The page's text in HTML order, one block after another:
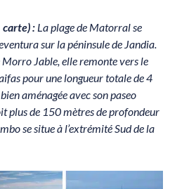
carte) : La plage de Matorral se
sur la péninsule de Jandia.
Jable, elle remonte vers le
pour une longueur totale de 4
aménagée avec son paseo
plus de 150 mètres de profondeur
se situe à l’extrémité Sud de la